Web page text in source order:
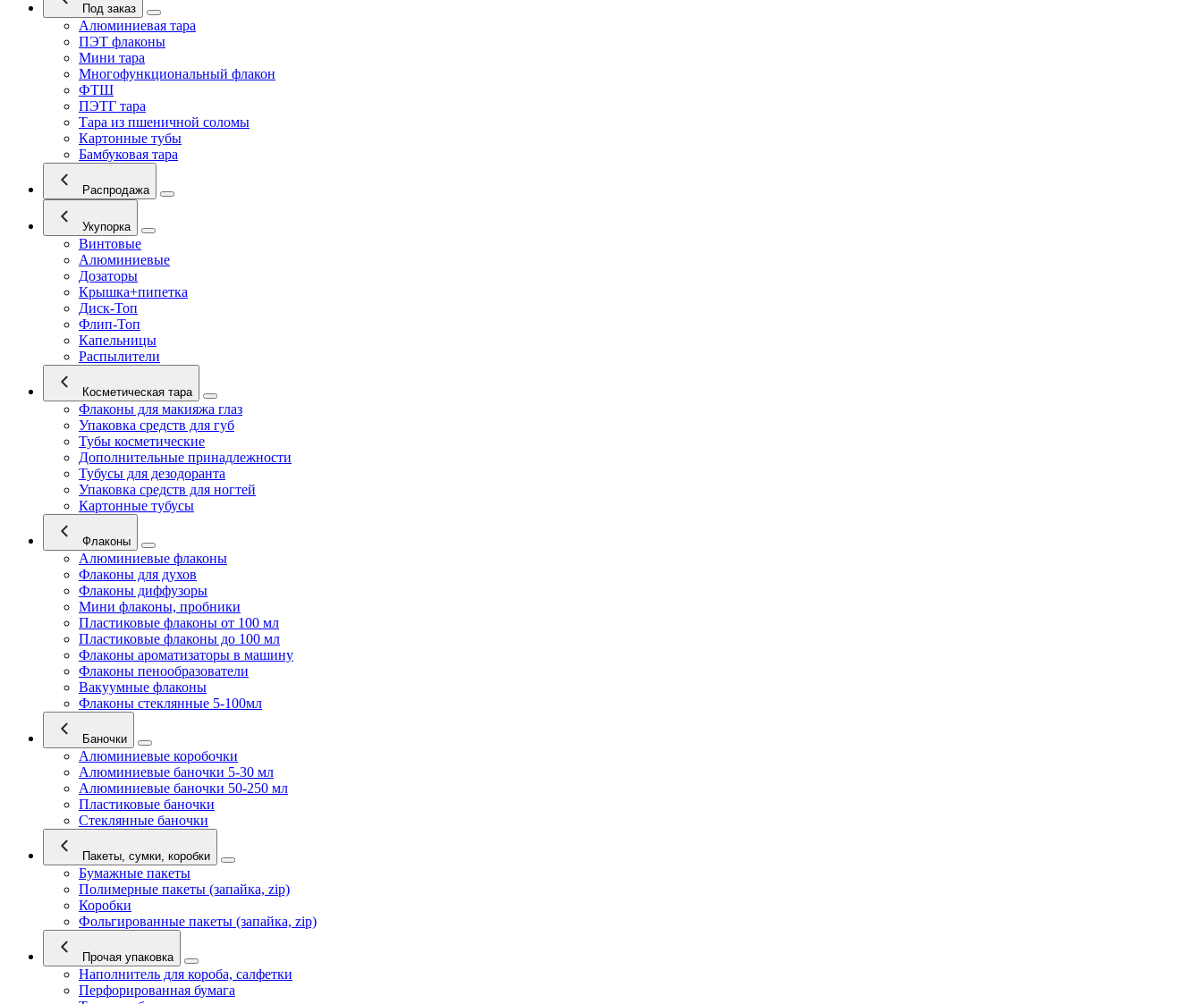
Под заказ
Алюминиевая тара
ПЭТ флаконы
Мини тара
Многофункциональный флакон
ФТШ
ПЭТГ тара
Тара из пшеничной соломы
Картонные тубы
Бамбуковая тара
Распродажа
Укупорка
Винтовые
Алюминиевые
Дозаторы
Крышка+пипетка
Диск-Топ
Флип-Топ
Капельницы
Распылители
Косметическая тара
Флаконы для макияжа глаз
Упаковка средств для губ
Тубы косметические
Дополнительные принадлежности
Тубусы для дезодоранта
Упаковка средств для ногтей
Картонные тубусы
Флаконы
Алюминиевые флаконы
Флаконы для духов
Флаконы диффузоры
Мини флаконы, пробники
Пластиковые флаконы от 100 мл
Пластиковые флаконы до 100 мл
Флаконы ароматизаторы в машину
Флаконы пенообразователи
Вакуумные флаконы
Флаконы стеклянные 5-100мл
Баночки
Алюминиевые коробочки
Алюминиевые баночки 5-30 мл
Алюминиевые баночки 50-250 мл
Пластиковые баночки
Стеклянные баночки
Пакеты, сумки, коробки
Бумажные пакеты
Полимерные пакеты (запайка, zip)
Коробки
Фольгированные пакеты (запайка, zip)
Прочая упаковка
Наполнитель для короба, салфетки
Перфорированная бумага